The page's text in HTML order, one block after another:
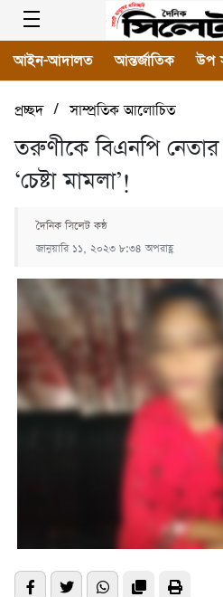
আইন-আদালত আন্তর্জাতিক উপ
প্রচ্ছদ/সাম্প্রতিক আলোচিত
তরুণীকে বিএনপি
‘চেষ্টা মামলা’!
দৈনিক সিলেট কন্ঠ
জানুয়ারি ১১, ২০২৩ ৮:৩৪ অপরাহ্ণ